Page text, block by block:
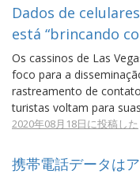
Dados de
está “brincando
Os cassinos de Las
foco para a
rastreamento de
turistas voltam para
2020年08月18日に投稿した
携帯電話データは